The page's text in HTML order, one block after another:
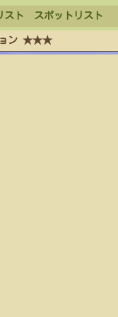
スト スポットリスト
ョン ★★★